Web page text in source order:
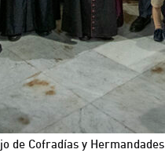
de Cofradías y Hermandades